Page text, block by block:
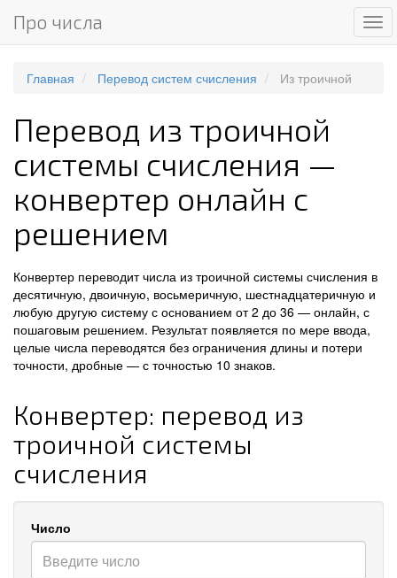
Про числа
Главная Перевод систем счисления Из троичной
Перевод из троичной
системы счисления —
конвертер онлайн с
решением
Конвертер переводит числа из троичной системы счисления в
десятичную, двоичную, восьмеричную, шестнадцатеричную и
любую другую систему с основанием от 2 до 36 — онлайн, с
пошаговым решением. Результат появляется по мере ввода,
целые числа переводятся без ограничения длины и потери
точности, дробные — с точностью 10 знаков.
Конвертер: перевод из
троичной системы
счисления
Число